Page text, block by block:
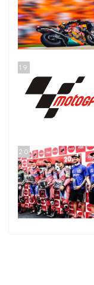
19
20